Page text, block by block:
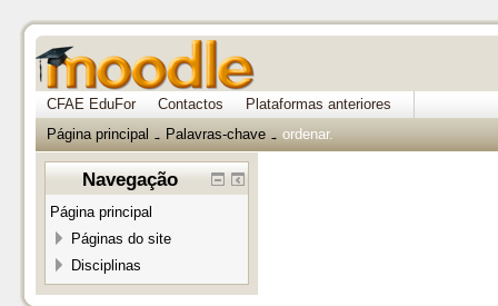
CFAE EduFor Contactos
Plataformas anteriores
Página principal
→ Palavras-chave → ordenar.
Navegação
Página principal
Páginas do site
Disciplinas